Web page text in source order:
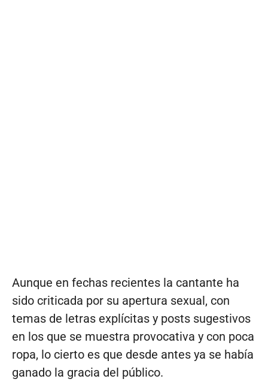
Aunque en fechas recientes la cantante ha
sido criticada por su apertura sexual, con
temas de letras explícitas y posts sugestivos
en los que se muestra provocativa y con poca
ropa, lo cierto es que desde antes ya se había
ganado la gracia del público.